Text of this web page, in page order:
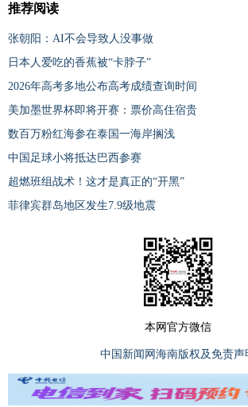
推荐阅读
张朝阳：AI不会导致人没事做
日本人爱吃的香蕉被“卡脖子”
2026年高考多地公布高考成绩查询时间
美加墨世界杯即将开赛：票价高住宿贵
数百万粉红海参在泰国一海岸搁浅
中国足球小将抵达巴西参赛
超燃班组战术！这才是真正的“开黑”
菲律宾群岛地区发生7.9级地震
本网官方微信
中国新闻网海南版权及免责声